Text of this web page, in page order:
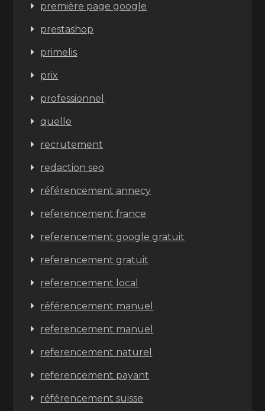
première page google
prestashop
primelis
prix
professionnel
quelle
recrutement
redaction seo
référencement annecy
referencement france
referencement google gratuit
referencement gratuit
referencement local
référencement manuel
referencement manuel
referencement naturel
referencement payant
référencement suisse